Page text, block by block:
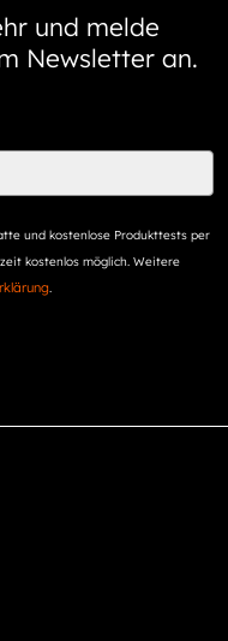
und melde
Newsletter an.
und kostenlose Produkttests per
kostenlos möglich. Weitere
.